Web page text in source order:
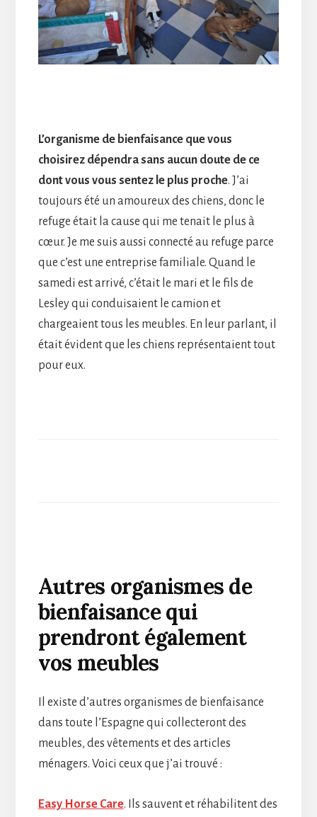
L’organisme de bienfaisance que vous
choisirez dépendra sans aucun doute de ce
dont vous vous sentez le plus proche. J’ai
toujours été un amoureux des chiens, donc le
refuge était la cause qui me tenait le plus à
cœur. Je me suis aussi connecté au refuge parce
que c’est une entreprise familiale. Quand le
samedi est arrivé, c’était le mari et le fils de
Lesley qui conduisaient le camion et
chargeaient tous les meubles. En leur parlant, il
était évident que les chiens représentaient tout
pour eux.
Autres organismes de
bienfaisance qui
prendront également
vos meubles
Il existe d’autres organismes de bienfaisance
dans toute l’Espagne qui collecteront des
meubles, des vêtements et des articles
ménagers. Voici ceux que j’ai trouvé :
Easy Horse Care. Ils sauvent et réhabilitent des